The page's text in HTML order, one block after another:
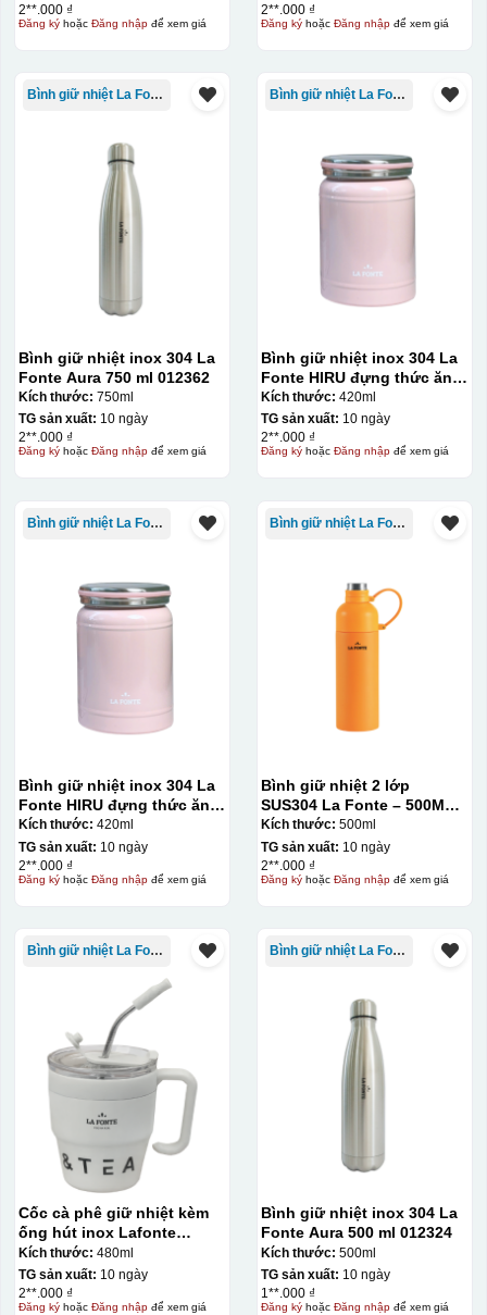
2**.000 ₫
Đăng kýhoặc Đăng nhậpđể xem giá
2**.000 ₫
Đăng kýhoặc Đăng nhậpđể xem giá
Bình giữ nhiệt La Fonte
Bình giữ nhiệt inox 304 La
Fonte Aura 750 ml 012362
Kích thước: 750ml
TG sản xuất: 10 ngày
2**.000 ₫
Đăng kýhoặc Đăng nhậpđể xem giá
Bình giữ nhiệt La Fonte
Bình giữ nhiệt inox 304 La
Fonte HIRU đựng thức ăn
420 ml – 012348
Kích thước: 420ml
TG sản xuất: 10 ngày
2**.000 ₫
Đăng kýhoặc Đăng nhậpđể xem giá
Bình giữ nhiệt La Fonte
Bình giữ nhiệt inox 304 La
Fonte HIRU đựng thức ăn
420 ml – 012348
Kích thước: 420ml
TG sản xuất: 10 ngày
2**.000 ₫
Đăng kýhoặc Đăng nhậpđể xem giá
Bình giữ nhiệt La Fonte
Bình giữ nhiệt 2 lớp
SUS304 La Fonte – 500ML –
012737
Kích thước: 500ml
TG sản xuất: 10 ngày
2**.000 ₫
Đăng kýhoặc Đăng nhậpđể xem giá
Bình giữ nhiệt La Fonte
Cốc cà phê giữ nhiệt kèm
ống hút inox Lafonte
480ML – 012782
Kích thước: 480ml
TG sản xuất: 10 ngày
2**.000 ₫
Đăng kýhoặc Đăng nhậpđể xem giá
Bình giữ nhiệt La Fonte
Bình giữ nhiệt inox 304 La
Fonte Aura 500 ml 012324
Kích thước: 500ml
TG sản xuất: 10 ngày
1**.000 ₫
Đăng kýhoặc Đăng nhậpđể xem giá